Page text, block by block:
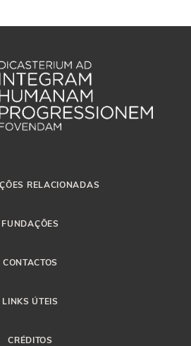
RELACIONADAS
FUNDAÇÕES
CONTACTOS
LINKS ÚTEIS
CRÉDITOS